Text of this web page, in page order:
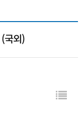
국외)
목록